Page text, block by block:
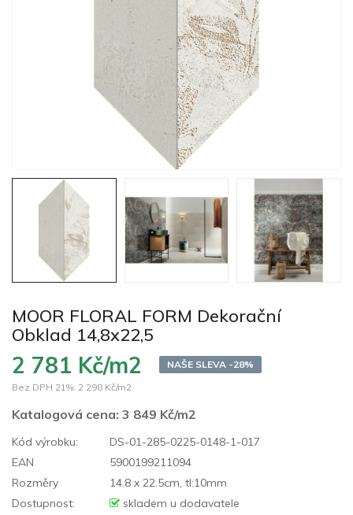
MOOR FLORAL FORM Dekorační
Obklad 14,8x22,5
2 781 Kč/m2
NAŠE SLEVA -28%
Bez DPH 21%: 2 298 Kč/m2
Katalogová cena: 3 849 Kč/m2
Kód výrobku:
DS-01-285-0225-0148-1-017
EAN
5900199211094
Rozměry
14.8 x 22.5cm, tl:10mm
Dostupnost:
skladem u dodavatele